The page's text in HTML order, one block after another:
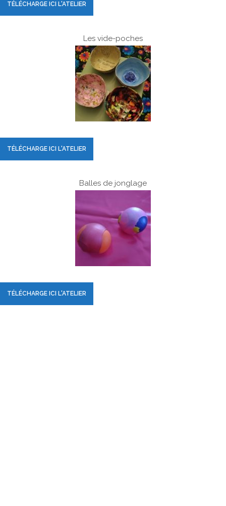
TÉLÉCHARGE ICI L'ATELIER
Les vide-poches
TÉLÉCHARGE ICI L'ATELIER
Balles de jonglage
TÉLÉCHARGE ICI L'ATELIER